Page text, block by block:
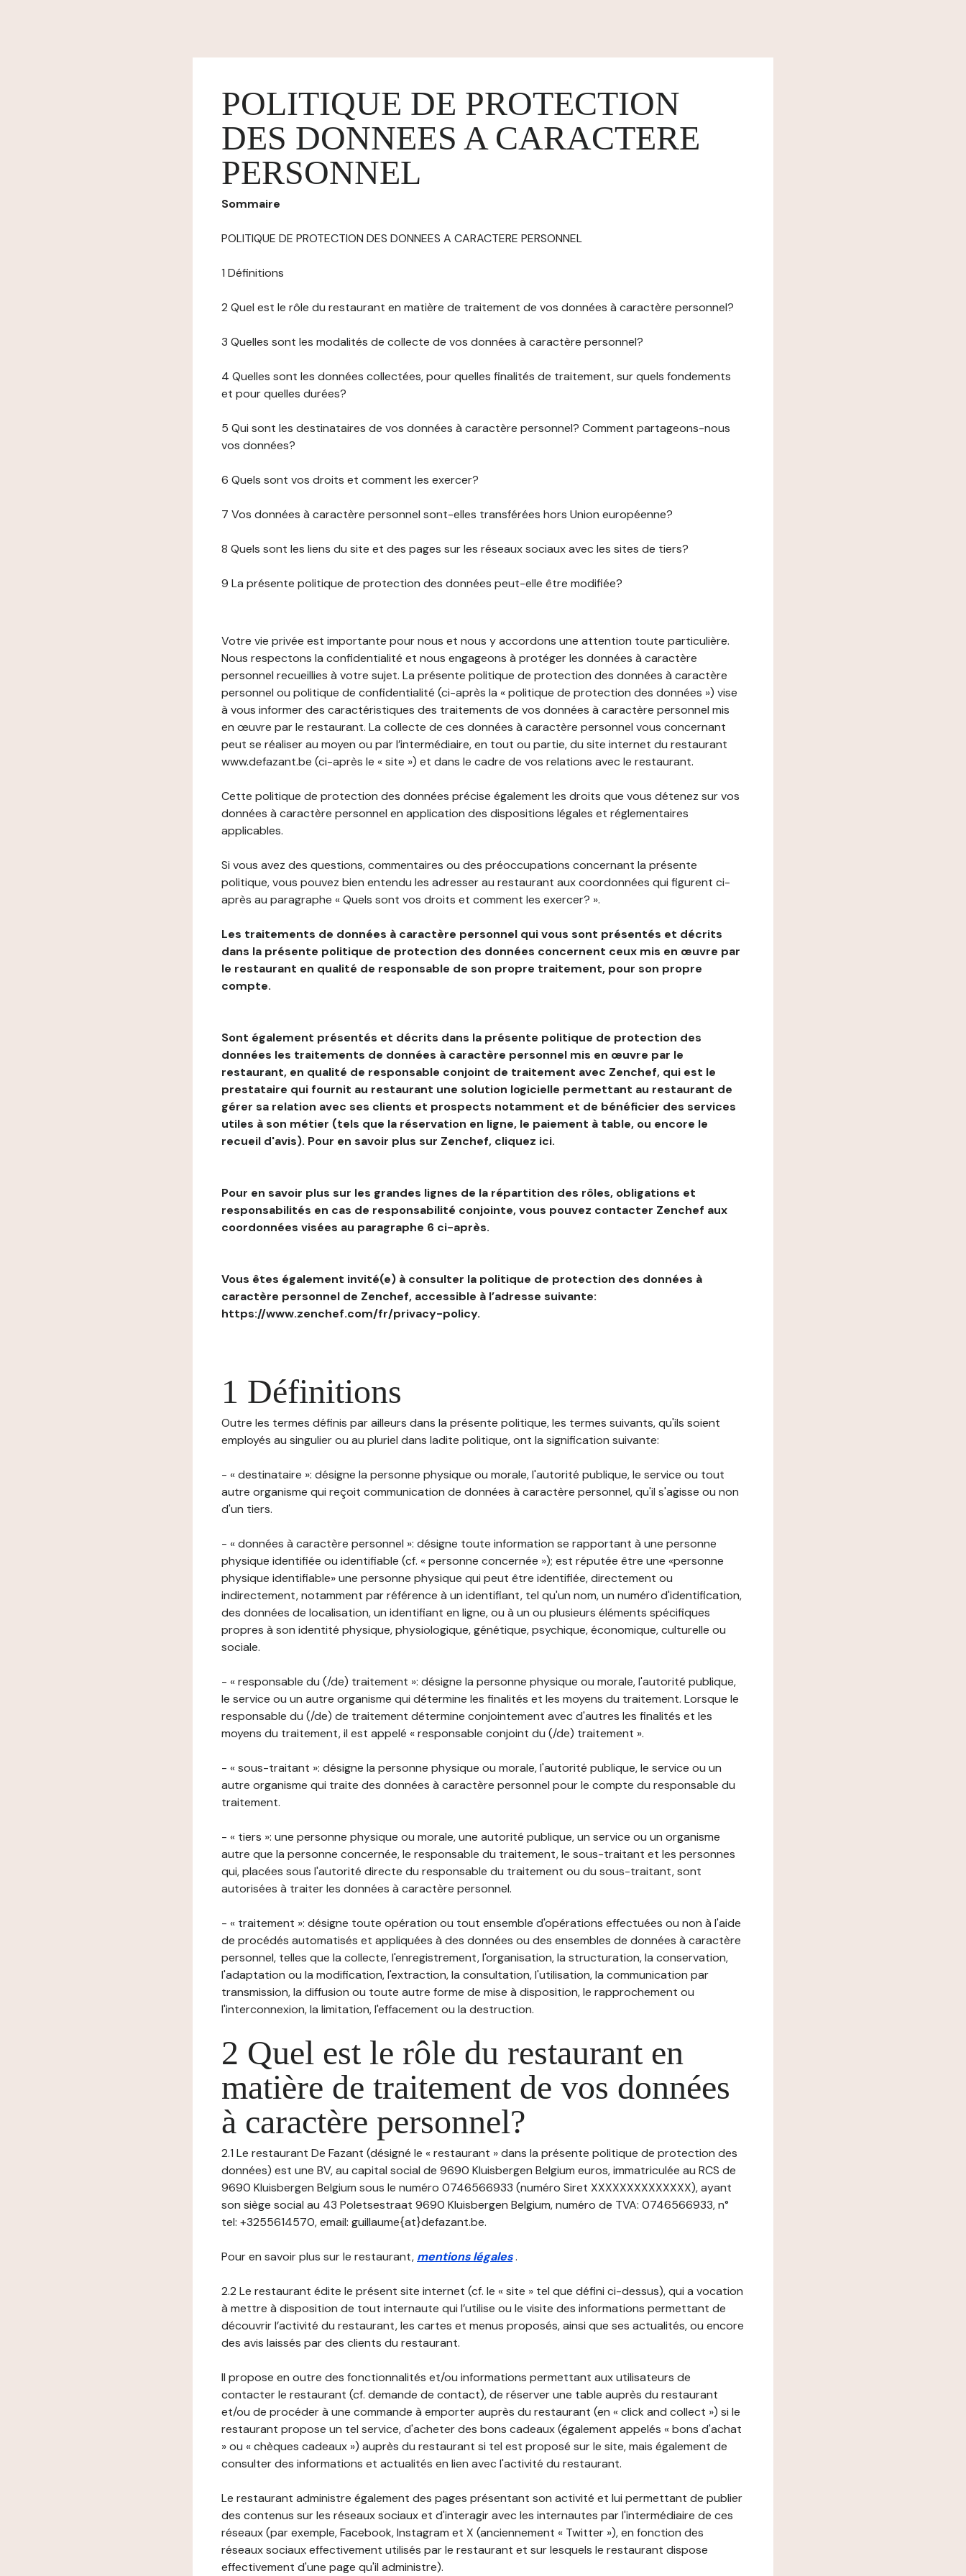
POLITIQUE DE PROTECTION
DES DONNEES A CARACTERE
PERSONNEL
Sommaire
POLITIQUE DE PROTECTION DES DONNEES A CARACTERE PERSONNEL
1 Définitions
2 Quel est le rôle du restaurant en matière de traitement de vos données à caractère personnel?
3 Quelles sont les modalités de collecte de vos données à caractère personnel?
4 Quelles sont les données collectées, pour quelles finalités de traitement, sur quels fondements
et pour quelles durées?
5 Qui sont les destinataires de vos données à caractère personnel? Comment partageons-nous
vos données?
6 Quels sont vos droits et comment les exercer?
7 Vos données à caractère personnel sont-elles transférées hors Union européenne?
8 Quels sont les liens du site et des pages sur les réseaux sociaux avec les sites de tiers?
9 La présente politique de protection des données peut-elle être modifiée?
Votre vie privée est importante pour nous et nous y accordons une attention toute particulière.
Nous respectons la confidentialité et nous engageons à protéger les données à caractère
personnel recueillies à votre sujet. La présente politique de protection des données à caractère
personnel ou politique de confidentialité (ci-après la « politique de protection des données ») vise
à vous informer des caractéristiques des traitements de vos données à caractère personnel mis
en œuvre par le restaurant. La collecte de ces données à caractère personnel vous concernant
peut se réaliser au moyen ou par l’intermédiaire, en tout ou partie, du site internet du restaurant
www.defazant.be (ci-après le « site ») et dans le cadre de vos relations avec le restaurant.
Cette politique de protection des données précise également les droits que vous détenez sur vos
données à caractère personnel en application des dispositions légales et réglementaires
applicables.
Si vous avez des questions, commentaires ou des préoccupations concernant la présente
politique, vous pouvez bien entendu les adresser au restaurant aux coordonnées qui figurent ci-
après au paragraphe « Quels sont vos droits et comment les exercer? ».
Les traitements de données à caractère personnel qui vous sont présentés et décrits
dans la présente politique de protection des données concernent ceux mis en œuvre par
le restaurant en qualité de responsable de son propre traitement, pour son propre
compte.
Sont également présentés et décrits dans la présente politique de protection des
données les traitements de données à caractère personnel mis en œuvre par le
restaurant, en qualité de responsable conjoint de traitement avec Zenchef, qui est le
prestataire qui fournit au restaurant une solution logicielle permettant au restaurant de
gérer sa relation avec ses clients et prospects notamment et de bénéficier des services
utiles à son métier (tels que la réservation en ligne, le paiement à table, ou encore le
recueil d'avis). Pour en savoir plus sur Zenchef, cliquez ici.
Pour en savoir plus sur les grandes lignes de la répartition des rôles, obligations et
responsabilités en cas de responsabilité conjointe, vous pouvez contacter Zenchef aux
coordonnées visées au paragraphe 6 ci-après.
Vous êtes également invité(e) à consulter la politique de protection des données à
caractère personnel de Zenchef, accessible à l’adresse suivante:
https://www.zenchef.com/fr/privacy-policy.
1 Définitions
Outre les termes définis par ailleurs dans la présente politique, les termes suivants, qu'ils soient
employés au singulier ou au pluriel dans ladite politique, ont la signification suivante:
- « destinataire »: désigne la personne physique ou morale, l'autorité publique, le service ou tout
autre organisme qui reçoit communication de données à caractère personnel, qu'il s'agisse ou non
d'un tiers.
- « données à caractère personnel »: désigne toute information se rapportant à une personne
physique identifiée ou identifiable (cf. « personne concernée »); est réputée être une «personne
physique identifiable» une personne physique qui peut être identifiée, directement ou
indirectement, notamment par référence à un identifiant, tel qu'un nom, un numéro d'identification,
des données de localisation, un identifiant en ligne, ou à un ou plusieurs éléments spécifiques
propres à son identité physique, physiologique, génétique, psychique, économique, culturelle ou
sociale.
- « responsable du (/de) traitement »: désigne la personne physique ou morale, l'autorité publique,
le service ou un autre organisme qui détermine les finalités et les moyens du traitement. Lorsque le
responsable du (/de) de traitement détermine conjointement avec d'autres les finalités et les
moyens du traitement, il est appelé « responsable conjoint du (/de) traitement ».
- « sous-traitant »: désigne la personne physique ou morale, l'autorité publique, le service ou un
autre organisme qui traite des données à caractère personnel pour le compte du responsable du
traitement.
- « tiers »: une personne physique ou morale, une autorité publique, un service ou un organisme
autre que la personne concernée, le responsable du traitement, le sous-traitant et les personnes
qui, placées sous l'autorité directe du responsable du traitement ou du sous-traitant, sont
autorisées à traiter les données à caractère personnel.
- « traitement »: désigne toute opération ou tout ensemble d'opérations effectuées ou non à l'aide
de procédés automatisés et appliquées à des données ou des ensembles de données à caractère
personnel, telles que la collecte, l'enregistrement, l'organisation, la structuration, la conservation,
l'adaptation ou la modification, l'extraction, la consultation, l'utilisation, la communication par
transmission, la diffusion ou toute autre forme de mise à disposition, le rapprochement ou
l'interconnexion, la limitation, l'effacement ou la destruction.
2 Quel est le rôle du restaurant en
matière de traitement de vos données
à caractère personnel?
2.1 Le restaurant De Fazant (désigné le « restaurant » dans la présente politique de protection des
données) est une BV, au capital social de 9690 Kluisbergen Belgium euros, immatriculée au RCS de
9690 Kluisbergen Belgium sous le numéro 0746566933 (numéro Siret XXXXXXXXXXXXXX), ayant
son siège social au 43 Poletsestraat 9690 Kluisbergen Belgium, numéro de TVA: 0746566933, n°
tel: +3255614570, email: guillaume{at}defazant.be.
Pour en savoir plus sur le restaurant, mentions légales.
2.2 Le restaurant édite le présent site internet (cf. le « site » tel que défini ci-dessus), qui a vocation
à mettre à disposition de tout internaute qui l’utilise ou le visite des informations permettant de
découvrir l’activité du restaurant, les cartes et menus proposés, ainsi que ses actualités, ou encore
des avis laissés par des clients du restaurant.
Il propose en outre des fonctionnalités et/ou informations permettant aux utilisateurs de
contacter le restaurant (cf. demande de contact), de réserver une table auprès du restaurant
et/ou de procéder à une commande à emporter auprès du restaurant (en « click and collect ») si le
restaurant propose un tel service, d'acheter des bons cadeaux (également appelés « bons d'achat
» ou « chèques cadeaux ») auprès du restaurant si tel est proposé sur le site, mais également de
consulter des informations et actualités en lien avec l'activité du restaurant.
Le restaurant administre également des pages présentant son activité et lui permettant de publier
des contenus sur les réseaux sociaux et d'interagir avec les internautes par l'intermédiaire de ces
réseaux (par exemple, Facebook, Instagram et X (anciennement « Twitter »), en fonction des
réseaux sociaux effectivement utilisés par le restaurant et sur lesquels le restaurant dispose
effectivement d'une page qu'il administre).